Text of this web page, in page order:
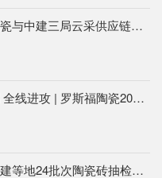
罗斯福陶瓷与中建三局云采供应链战略合作签约仪式顺利举行
抢占高端 全线进攻 | 罗斯福陶瓷2026年下半年营销动员大会召开
广东、福建等地24批次陶瓷砖抽检不合格，67%为吸水率不达标